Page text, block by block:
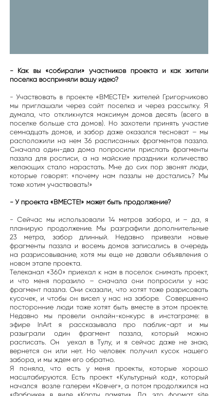
- Как вы «собирали» участников проекта и как жители
поселка восприняли вашу идею?
- Участвовать в проекте «ВМЕСТЕ!» жителей Григорчиково
мы приглашали через сайт поселка и через рассылку. Я
думала, что откликнутся максимум домов десять (всего в
поселке больше ста домов). Но захотели принять участие
семнадцать домов, и забор даже оказался тесноват – мы
расположили на нем 36 расписанных фрагментов паззла.
Сначала один-два дома попросили прислать фрагменты
паззла для росписи, а на майские праздники количество
желающих стало нарастать. Мне до сих пор звонят люди,
которые говорят: «почему нам паззлы не достались? Мы
тоже хотим участвовать!»
- У проекта «ВМЕСТЕ!» может быть продолжение?
- Сейчас мы использовали 14 метров забора, и – да, я
планирую продолжение. Мы разграфили дополнительные
23 метра, забор длинный. Недавно привезли новые
фрагменты паззла и восемь домов записались в очередь
на разрисовывание, хотя мы еще не давали объявления о
новом этапе проекта.
Телеканал «360» приехал к нам в поселок снимать проект,
и что меня поразило – сначала они попросили у нас
фрагмент паззла. Они сказали, что хотят тоже разрисовать
кусочек, и чтобы он висел у нас на заборе. Совершенно
посторонние люди тоже хотят быть вместе в этом проекте.
Недавно мы провели онлайн-конкурс в инстаграме: в
эфире InArt я рассказывала про паблик-арт и мы
разыграли один фрагмент паззла, который можно
расписать. Он уехал в Тулу, и я сейчас даже не знаю,
вернется он или нет. Но человек получил кусок нашего
забора, и мы ждем его обратно.
Я поняла, что есть у меня проекты, которые хорошо
масштабируются. Есть проект «Культурный код», который
начался возле галереи «Ковчег», а потом продолжился на